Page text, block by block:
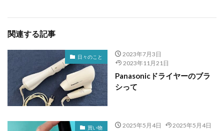
関連する記事
日々のこと
2023年7月3日
2023年11月21日
Panasonicドライヤーのブラ
シって
買い物 2025年5月4日 2025年5月4日